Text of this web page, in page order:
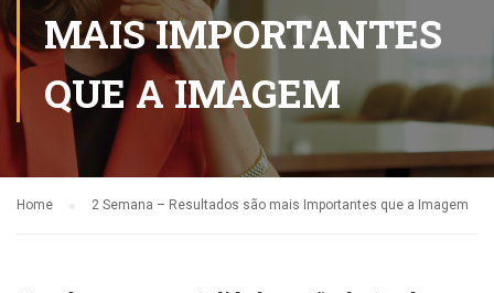
MAIS IMPORTANTES
QUE A IMAGEM
Home 2 Semana – Resultados são mais Importantes que a Imagem